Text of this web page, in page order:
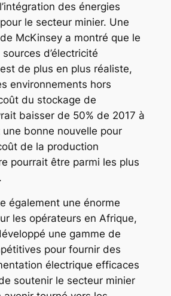
des énergies
le secteur minier. Une
McKinsey a montré que le
d’électricité
de plus en plus réaliste,
environnements hors
du stockage de
baisser de 50% de 2017 à
bonne nouvelle pour
de la production
pourrait être parmi les plus
également une énorme
les opérateurs en Afrique,
une gamme de
pour fournir des
électrique efficaces
soutenir le secteur minier